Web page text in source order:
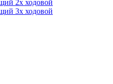
2х ходовой
3х ходовой